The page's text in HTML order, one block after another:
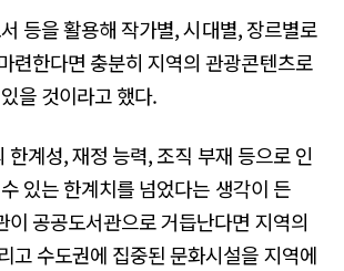
등을 활용해 작가별, 시대별, 장르별로
련한다면 충분히 지역의 관광콘텐츠로
을 것이라고 했다.
계성, 재정 능력, 조직 부재 등으로 인
있는 한계치를 넘었다는 생각이 든
공공도서관으로 거듭난다면 지역의
고 수도권에 집중된 문화시설을 지역에